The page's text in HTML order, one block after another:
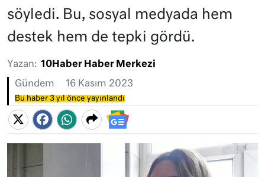
söyledi. Bu, sosyal medyada hem
destek hem de tepki gördü.
Yazan: 10Haber Haber Merkezi
Gündem 16 Kasım 2023
Bu haber 3 yıl önce yayınlandı